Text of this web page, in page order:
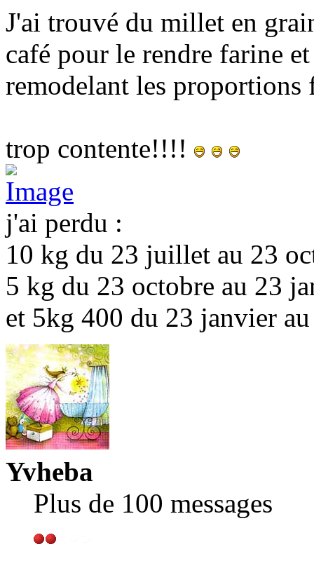
J'ai trouvé du millet en
café pour le rendre farine
remodelant les
trop contente!!!!
j'ai perdu :
10 kg du 23 juillet au 23
5 kg du 23 octobre au 23
et 5kg 400 du 23 janvier
Yvheba
Plus de 100 messages